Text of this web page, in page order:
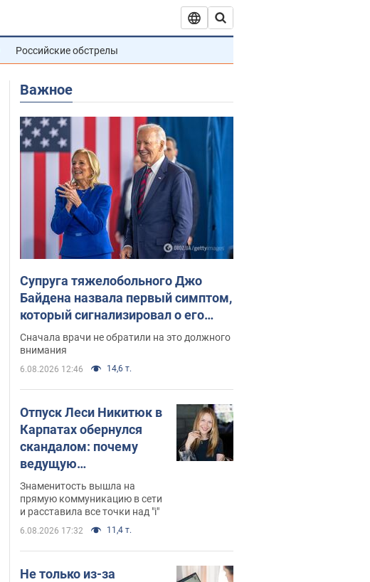
Российские обстрелы
Важное
Супруга тяжелобольного Джо
Байдена назвала первый симптом,
который сигнализировал о его
"агрессивном" раке
Сначала врачи не обратили на это должного
внимания
6.08.2026 12:46 14,6 т.
Отпуск Леси Никитюк в
Карпатах обернулся
скандалом: почему
ведущую
несправедливо
захейтили
Знаменитость вышла на
прямую коммуникацию в сети
и расставила все точки над "i"
6.08.2026 17:32 11,4 т.
Не только из-за